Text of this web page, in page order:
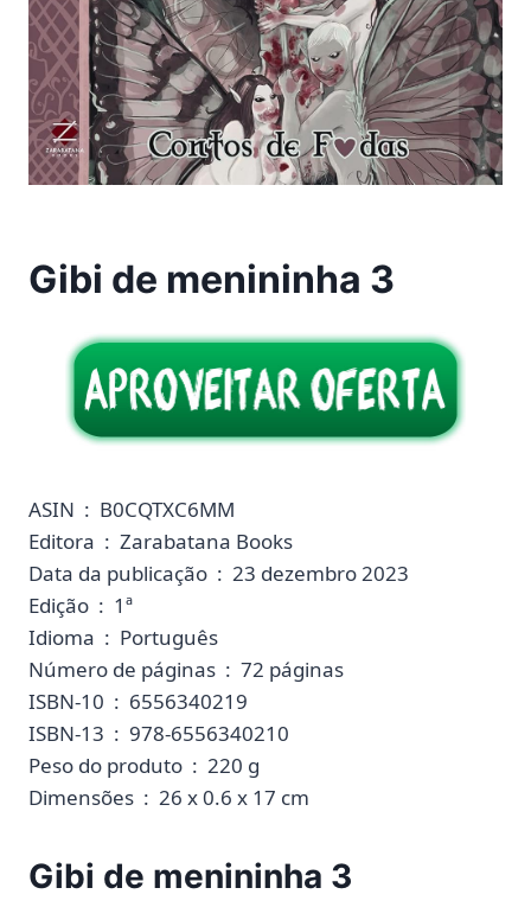
Gibi de menininha 3
ASIN ‏ : ‎ B0CQTXC6MM
Editora ‏ : ‎ Zarabatana Books
Data da publicação ‏ : ‎ 23 dezembro 2023
Edição ‏ : ‎ 1ª
Idioma ‏ : ‎ Português
Número de páginas ‏ : ‎ 72 páginas
ISBN-10 ‏ : ‎ 6556340219
ISBN-13 ‏ : ‎ 978-6556340210
Peso do produto ‏ : ‎ 220 g
Dimensões ‏ : ‎ 26 x 0.6 x 17 cm
Gibi de menininha 3